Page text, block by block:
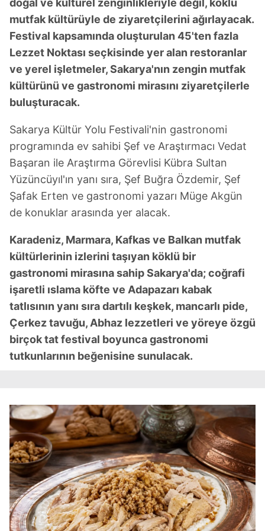
için Ayarlar butonuna tıklayabilir,
Çerez Bilgilendirme
ziyaret edebilirsiniz.
6698 sayılı Kişisel Verilerin Korunması Kanunu uyarınca
hazırlanmış Aydınlatma Metnimizi okumak ve sitemizde
ilgili mevzuata uygun olarak kullanılan çerezlerle ilgili bilgi
almak için lütfen
doğal ve kültürel zenginlikleriyle değil, köklü
mutfak kültürüyle de ziyaretçilerini ağırlayacak.
Festival kapsamında oluşturulan 45'ten fazla
Lezzet Noktası seçkisinde yer alan restoranlar
ve yerel işletmeler, Sakarya'nın zengin mutfak
kültürünü ve gastronomi mirasını ziyaretçilerle
buluşturacak.
Sakarya Kültür Yolu Festivali'nin gastronomi
programında ev sahibi Şef ve Araştırmacı Vedat
Başaran ile Araştırma Görevlisi Kübra Sultan
Yüzüncüyıl'ın yanı sıra, Şef Buğra Özdemir, Şef
Şafak Erten ve gastronomi yazarı Müge Akgün
de konuklar arasında yer alacak.
Karadeniz, Marmara, Kafkas ve Balkan mutfak
kültürlerinin izlerini taşıyan köklü bir
gastronomi mirasına sahip Sakarya'da; coğrafi
işaretli ıslama köfte ve Adapazarı kabak
tatlısının yanı sıra dartılı keşkek, mancarlı pide,
Çerkez tavuğu, Abhaz lezzetleri ve yöreye özgü
birçok tat festival boyunca gastronomi
tutkunlarının beğenisine sunulacak.